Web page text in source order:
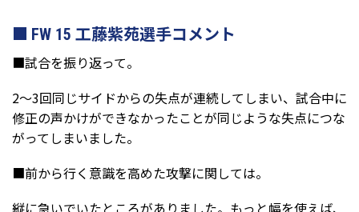
FW 15 工藤紫苑選手コメント
■試合を振り返って。
2～3回同じサイドからの失点が連続してしまい、試合中に
修正の声かけができなかったことが同じような失点につな
がってしまいました。
■前から行く意識を高めた攻撃に関しては。